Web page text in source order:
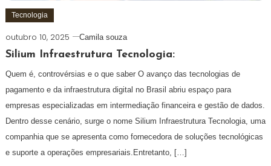
Tecnologia
outubro 10, 2025 Camila souza
Silium Infraestrutura Tecnologia:
Quem é, controvérsias e o que saber O avanço das tecnologias de
pagamento e da infraestrutura digital no Brasil abriu espaço para
empresas especializadas em intermediação financeira e gestão de dados.
Dentro desse cenário, surge o nome Silium Infraestrutura Tecnologia, uma
companhia que se apresenta como fornecedora de soluções tecnológicas
e suporte a operações empresariais.Entretanto, […]